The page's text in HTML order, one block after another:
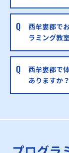
西牟婁郡で
ラミング教
西牟婁郡で
ありますか？